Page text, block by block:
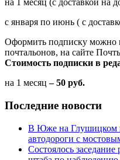
на 1 месяц (с доставкой на
с января по июнь ( с
Оформить подписку можно
почтальонов, на сайте
Стоимость подписки в
на 1 месяц – 50 руб.
Последние новости
В Юже на Глушицком
автодороги с
Состоялось